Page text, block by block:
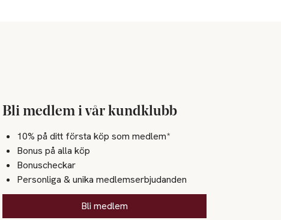
Bli medlem i vår kundklubb
10% på ditt första köp som medlem*
Bonus på alla köp
Bonuscheckar
Personliga & unika medlemserbjudanden
Bli medlem